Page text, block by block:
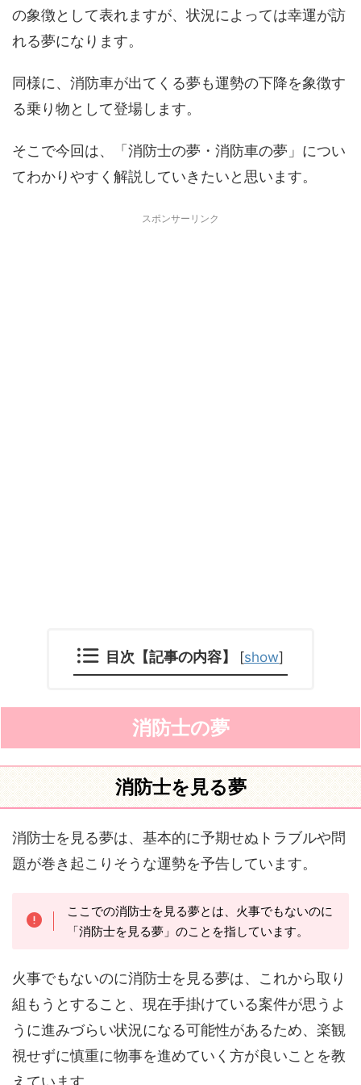
の象徴として表れますが、状況によっては幸運が訪
れる夢になります。
同様に、消防車が出てくる夢も運勢の下降を象徴す
る乗り物として登場します。
そこで今回は、「消防士の夢・消防車の夢」につい
てわかりやすく解説していきたいと思います。
スポンサーリンク
目次【記事の内容】 [show]
消防士の夢
消防士を見る夢
消防士を見る夢は、基本的に予期せぬトラブルや問
題が巻き起こりそうな運勢を予告しています。
ここでの消防士を見る夢とは、火事でもないのに
「消防士を見る夢」のことを指しています。
火事でもないのに消防士を見る夢は、これから取り
組もうとすること、現在手掛けている案件が思うよ
うに進みづらい状況になる可能性があるため、楽観
視せずに慎重に物事を進めていく方が良いことを教
えています。